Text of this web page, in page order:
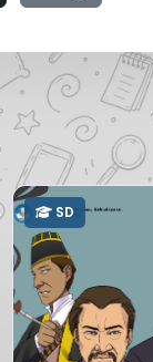
SD